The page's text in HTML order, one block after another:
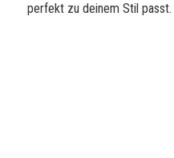
perfekt zu deinem Stil passt.